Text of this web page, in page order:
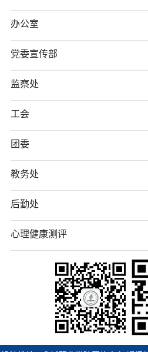
办公室
党委宣传部
监察处
工会
团委
教务处
后勤处
心理健康测评